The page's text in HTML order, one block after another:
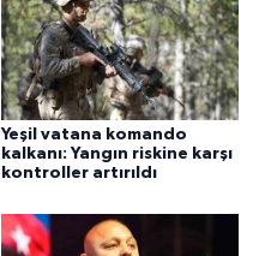
Yeşil vatana komando
kalkanı: Yangın riskine karşı
kontroller artırıldı